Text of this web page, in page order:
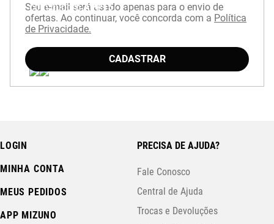
com cupomAPP15.
Seu e-mail será usado apenas para o envio de
ofertas. Ao continuar, você concorda com a Política
de Privacidade.
CADASTRAR
LOGIN
MINHA CONTA
MEUS PEDIDOS
APP MIZUNO
PRECISA DE AJUDA?
Fale Conosco
Central de Ajuda
Trocas e Devoluções